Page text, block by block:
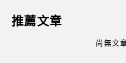
推薦文章
尚無文